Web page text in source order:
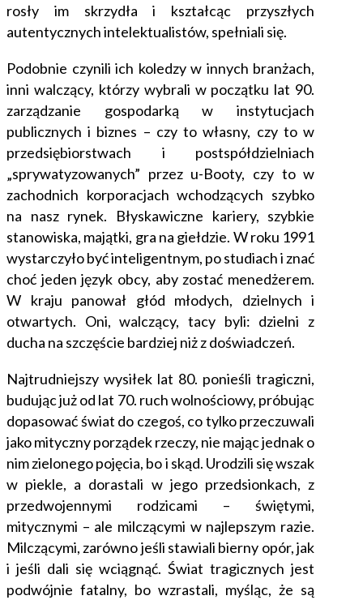
rosły im skrzydła i kształcąc przyszłych
autentycznych intelektualistów, spełniali się.
Podobnie czynili ich koledzy w innych branżach,
inni walczący, którzy wybrali w początku lat 90.
zarządzanie gospodarką w instytucjach
publicznych i biznes – czy to własny, czy to w
przedsiębiorstwach i postspółdzielniach
„sprywatyzowanych” przez u-Booty, czy to w
zachodnich korporacjach wchodzących szybko
na nasz rynek. Błyskawiczne kariery, szybkie
stanowiska, majątki, gra na giełdzie. W roku 1991
wystarczyło być inteligentnym, po studiach i znać
choć jeden język obcy, aby zostać menedżerem.
W kraju panował głód młodych, dzielnych i
otwartych. Oni, walczący, tacy byli: dzielni z
ducha na szczęście bardziej niż z doświadczeń.
Najtrudniejszy wysiłek lat 80. ponieśli tragiczni,
budując już od lat 70. ruch wolnościowy, próbując
dopasować świat do czegoś, co tylko przeczuwali
jako mityczny porządek rzeczy, nie mając jednak o
nim zielonego pojęcia, bo i skąd. Urodzili się wszak
w piekle, a dorastali w jego przedsionkach, z
przedwojennymi rodzicami – świętymi,
mitycznymi – ale milczącymi w najlepszym razie.
Milczącymi, zarówno jeśli stawiali bierny opór, jak
i jeśli dali się wciągnąć. Świat tragicznych jest
podwójnie fatalny, bo wzrastali, myśląc, że są